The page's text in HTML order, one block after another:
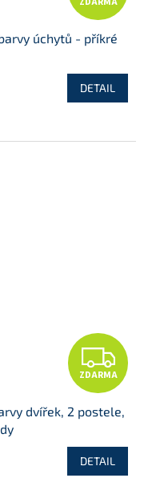
D
A
R
A
úchytů - příkré
DETAIL
Z
D
A
R
ZDARMA
dvířek, 2 postele,
DETAIL